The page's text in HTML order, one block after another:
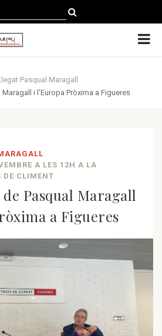
ENGLISH
Pasqual Maragall
i l'Europa Pròxima a Figueres
A LES 12H A LA
DE CLIMENT
Pasqual Maragall
a Figueres